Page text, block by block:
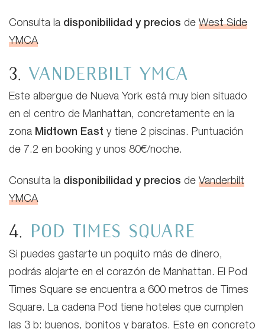
Consulta la disponibilidad y precios de West Side
YMCA
3. Vanderbilt YMCA
Este albergue de Nueva York está muy bien situado
en el centro de Manhattan, concretamente en la
zona Midtown East y tiene 2 piscinas. Puntuación
de 7.2 en booking y unos 80€/noche.
Consulta la disponibilidad y precios de Vanderbilt
YMCA
4. Pod Times Square
Si puedes gastarte un poquito más de dinero,
podrás alojarte en el corazón de Manhattan. El Pod
Times Square se encuentra a 600 metros de Times
Square. La cadena Pod tiene hoteles que cumplen
las 3 b: buenos, bonitos y baratos. Este en concreto